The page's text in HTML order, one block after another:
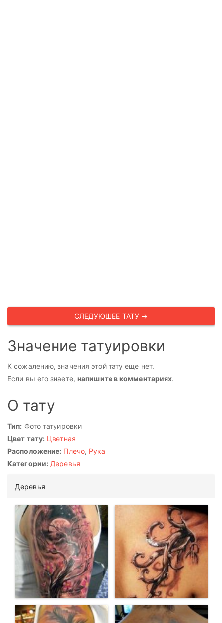
СЛЕДУЮЩЕЕ ТАТУ →
Значение татуировки
К сожалению, значения этой тату еще нет.
Если вы его знаете, напишите в комментариях.
О тату
Тип: Фото татуировки
Цвет тату: Цветная
Расположение: Плечо, Рука
Категории: Деревья
Деревья